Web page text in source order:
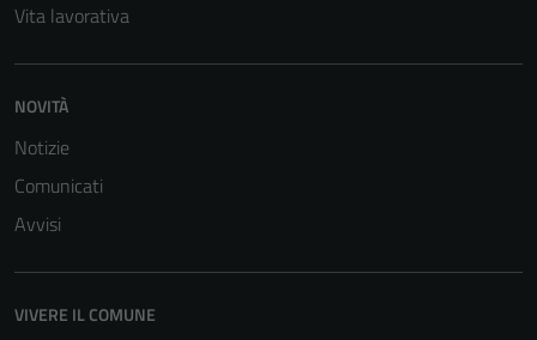
Vita lavorativa
NOVITÀ
Notizie
Comunicati
Avvisi
VIVERE IL COMUNE
del sito e non